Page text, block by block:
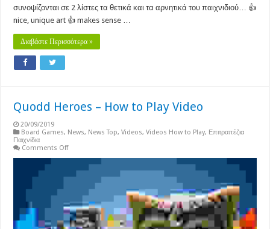
συνοψίζονται σε 2 λίστες τα θετικά και τα αρνητικά του παιχνιδιού… 👍
nice, unique art 👍 makes sense …
Διαβάστε Περισσότερα »
Quodd Heroes – How to Play Video
20/09/2019
Board Games, News, News Top,Videos,Videos How to Play, Επιτραπέζια
Παιχνίδια
Comments Offon
Heroes
How
Video